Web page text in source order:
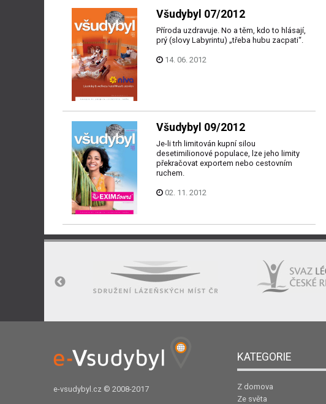
Všudybyl 07/2012
Příroda uzdravuje. No a těm, kdo to hlásají,
prý (slovy Labyrintu) „třeba hubu zacpati“.
14. 06. 2012
Všudybyl 09/2012
Je-li trh limitován kupní silou
desetimilionové populace, lze jeho limity
překračovat exportem nebo cestovním
ruchem.
02. 11. 2012
e-vsudybyl.cz © 2008-2017
KATEGORIE
Z domova
Ze světa